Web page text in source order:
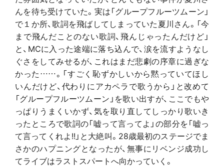
んを待ち受けていた。実は「グループフルーツムーン」
で１か所、歌詞を飛ばしてしまっていた夏川さん。「今
まで飛んだことのない歌詞、飛んじゃったんだけど」
と、MCに入った途端に落ち込んで、涙を流すようなし
ぐさをしてみせるが、これはまだ悲劇の序章に過ぎな
かった……。「すごく恥ずかしいから黙っていてほし
いんだけど、代わりにアカペラで歌うから」と改めて
「グループフルーツムーン」を歌い出すが、ここでもや
っぱりうまくいかず、気を取り直してしっかり歌いき
ったところで歌詞の「嘘って言ってよ」の部分を「嘘っ
て言ってくれよ!!」と大絶叫。28歳最初のステージでま
さかのハプニングとなったが、無事にリベンジ成功し
てライブはラストスパートへ向かっていく。